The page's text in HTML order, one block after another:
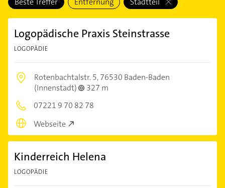
Logopädische Praxis Steinstrasse
LOGOPÄDIE
Rotenbachtalstr. 5,76530 Baden-Baden
(Innenstadt)
327 m
07221 9 70 82 78
Webseite
Kinderreich Helena
LOGOPÄDIE